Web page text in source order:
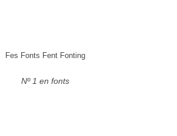
Fes Fonts Fent Fonting
Nº 1 en fonts